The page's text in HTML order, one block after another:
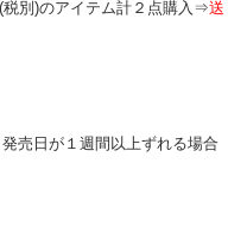
別)のアイテム計２点購入⇒送
売日が１週間以上ずれる場合